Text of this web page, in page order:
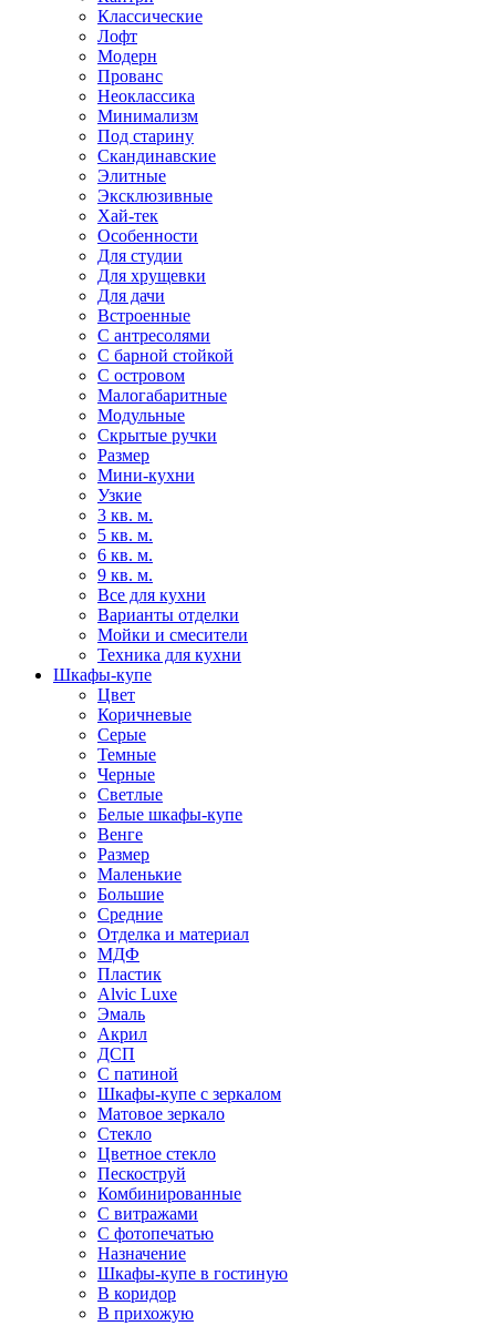
Классические
Лофт
Модерн
Прованс
Неоклассика
Минимализм
Под старину
Скандинавские
Элитные
Эксклюзивные
Хай-тек
Особенности
Для студии
Для хрущевки
Для дачи
Встроенные
С антресолями
С барной стойкой
С островом
Малогабаритные
Модульные
Скрытые ручки
Размер
Мини-кухни
Узкие
3 кв. м.
5 кв. м.
6 кв. м.
9 кв. м.
Все для кухни
Варианты отделки
Мойки и смесители
Техника для кухни
Шкафы-купе
Цвет
Коричневые
Серые
Темные
Черные
Светлые
Белые шкафы-купе
Венге
Размер
Маленькие
Большие
Средние
Отделка и материал
МДФ
Пластик
Alvic Luxe
Эмаль
Акрил
ДСП
С патиной
Шкафы-купе с зеркалом
Матовое зеркало
Стекло
Цветное стекло
Пескоструй
Комбинированные
С витражами
С фотопечатью
Назначение
Шкафы-купе в гостиную
В коридор
В прихожую